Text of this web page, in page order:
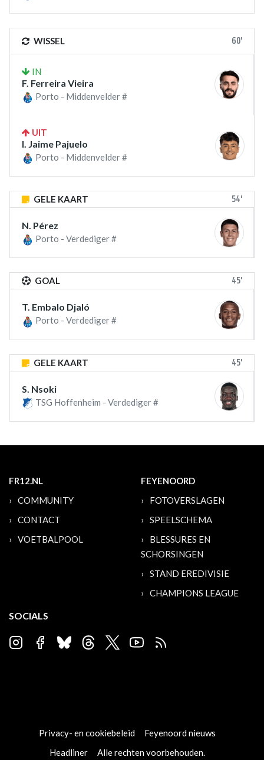
WISSEL 60'
IN
F. Ferreira Vieira
Porto - Middenvelder #
UIT
I. Jaime Pajuelo
Porto - Middenvelder #
GELE KAART 54'
N. Pérez
Porto - Verdediger #
GOAL 45'
T. Embalo Djaló
Porto - Verdediger #
GELE KAART 45'
S. Nsoki
TSG Hoffenheim - Verdediger #
FR12.NL
COMMUNITY
CONTACT
VOETBALPOOL
FEYENOORD
FOTOVERSLAGEN
SPEELSCHEMA
BLESSURES EN
SCHORSINGEN
STAND EREDIVISIE
CHAMPIONS LEAGUE
SOCIALS
Privacy- en cookiebeleid
Feyenoord nieuws
Headliner
Alle rechten voorbehouden.